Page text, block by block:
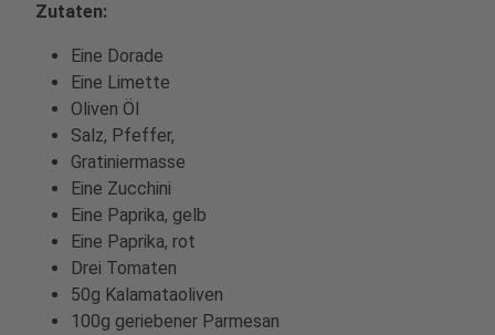
Zutaten:
Eine Dorade
Eine Limette
Oliven Öl
Salz, Pfeffer,
Gratiniermasse
Eine Zucchini
Eine Paprika, gelb
Eine Paprika, rot
Drei Tomaten
50g Kalamataoliven
100g geriebener Parmesan